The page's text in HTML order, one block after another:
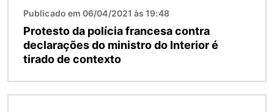
Publicado em 06/04/2021 às 19:48
Protesto da polícia francesa contra
declarações do ministro do Interior é
tirado de contexto